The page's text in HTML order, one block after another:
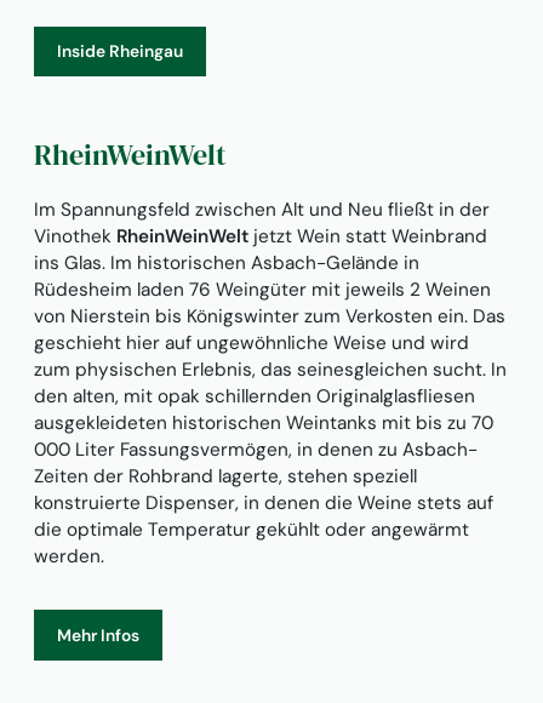
Inside Rheingau
RheinWeinWelt
Im Spannungsfeld zwischen Alt und Neu fließt in der
Vinothek RheinWeinWeltjetzt Wein statt Weinbrand
ins Glas. Im historischen Asbach-Gelände in
Rüdesheim laden 76 Weingüter mit jeweils 2 Weinen
von Nierstein bis Königswinter zum Verkosten ein. Das
geschieht hier auf ungewöhnliche Weise und wird
zum physischen Erlebnis, das seinesgleichen sucht. In
den alten, mit opak schillernden Originalglasfliesen
ausgekleideten historischen Weintanks mit bis zu 70
000 Liter Fassungsvermögen, in denen zu Asbach-
Zeiten der Rohbrand lagerte, stehen speziell
konstruierte Dispenser, in denen die Weine stets auf
die optimale Temperatur gekühlt oder angewärmt
werden.
Mehr Infos